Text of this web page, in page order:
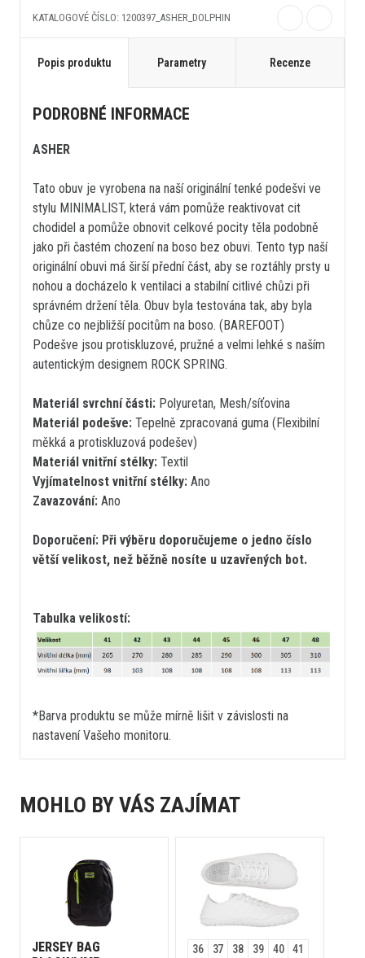
KATALOGOVÉ ČÍSLO: 1200397_ASHER_DOLPHIN
Popis produktu Parametry Recenze
PODROBNÉ INFORMACE
ASHER
Tato obuv je vyrobena na naší originální tenké podešvi ve
stylu MINIMALIST, která vám pomůže reaktivovat cit
chodidel a pomůže obnovit celkové pocity těla podobně
jako při častém chození na boso bez obuvi. Tento typ naší
originální obuvi má širší přední část, aby se roztáhly prsty u
nohou a docházelo k ventilaci a stabilní citlivé chůzi při
správném držení těla. Obuv byla testována tak, aby byla
chůze co nejbližší pocitům na boso. (BAREFOOT)
Podešve jsou protiskluzové, pružné a velmi lehké s naším
autentickým designem ROCK SPRING.
Materiál svrchní části: Polyuretan, Mesh/síťovina
Materiál podešve: Tepelně zpracovaná guma (Flexibilní
měkká a protiskluzová podešev)
Materiál vnitřní stélky: Textil
Vyjímatelnost vnitřní stélky: Ano
Zavazování: Ano
Doporučení: Při výběru doporučujeme o jedno číslo
větší velikost, než běžně nosíte u uzavřených bot.
Tabulka velikostí:
*Barva produktu se může mírně lišit v závislosti na
nastavení Vašeho monitoru.
MOHLO BY VÁS ZAJÍMAT
JERSEY BAG
36 37 38 39 40
41